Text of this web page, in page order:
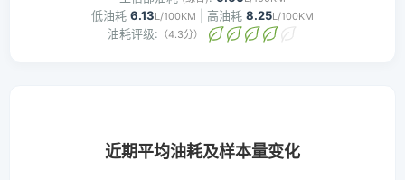
低油耗 6.13L/100KM | 高油耗 8.25L/100KM
油耗评级: （4.3分）